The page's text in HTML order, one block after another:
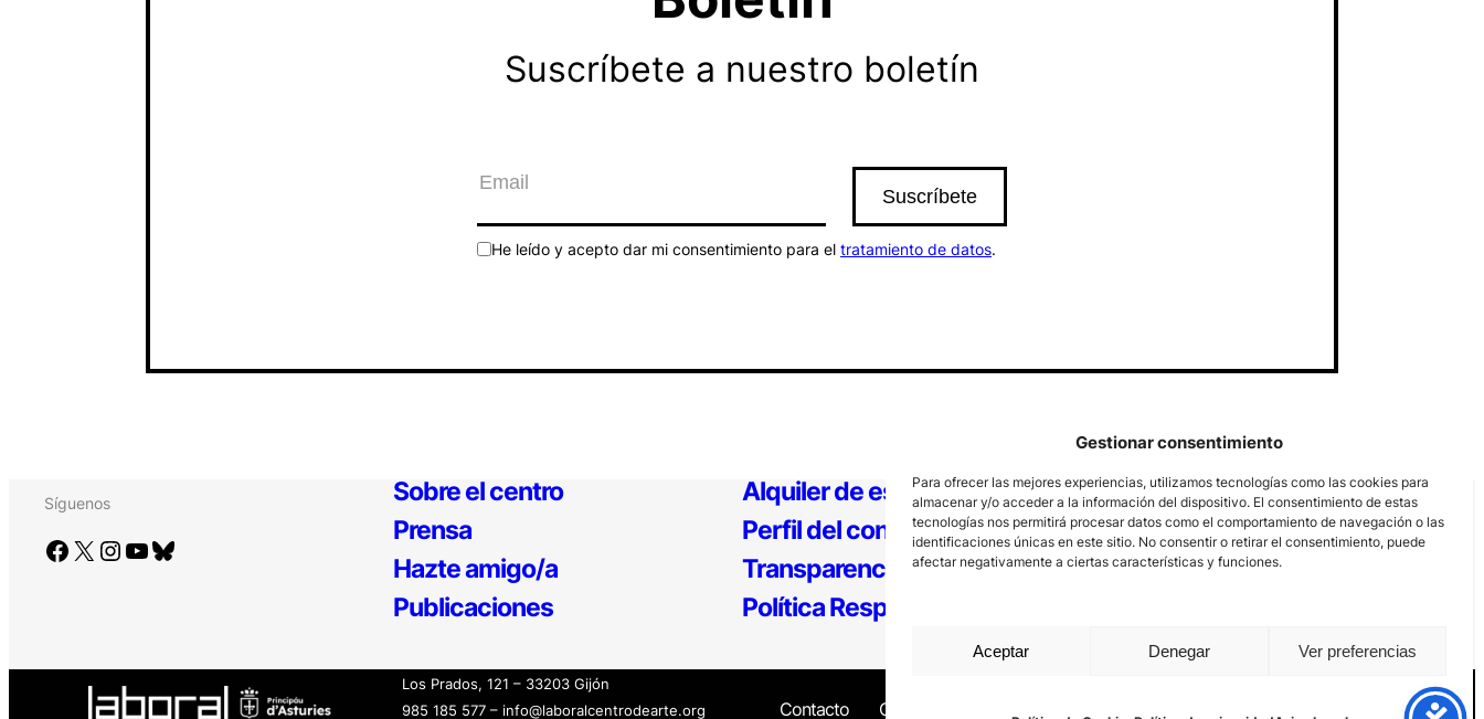
Gestionar consentimiento
Para ofrecer las mejores experiencias, utilizamos tecnologías como las cookies para
almacenar y/o acceder a la información del dispositivo. El consentimiento de estas
tecnologías nos permitirá procesar datos como el comportamiento de navegación o las
identificaciones únicas en este sitio. No consentir o retirar el consentimiento, puede
afectar negativamente a ciertas características y funciones.
Aceptar Denegar Ver preferencias
Suscríbete a nuestro boletín
He leído y acepto dar mi consentimiento para el tratamiento de datos.
Síguenos
Facebook X Instagram YouTube Bluesky
Sobre el centro
Prensa
Hazte amigo/a
Publicaciones
Alquiler de espacios
Perfil del contratante
Transparencia
Política Responsable
Los Prados, 121 – 33203 Gijón
985 185 577 – info@laboralcentrodearte.org
Contacto Canal Interno Política de Cookies